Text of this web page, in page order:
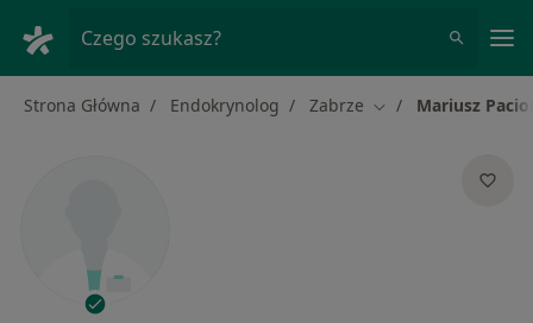
Czego szukasz?
Strona Główna Endokrynolog Zabrze Zmień miasto
Mariusz